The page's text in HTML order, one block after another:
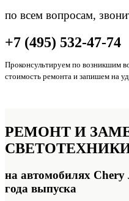
по всем вопросам,
+7 (495) 532-47-74
Проконсультируем по возникшим
стоимость ремонта и запишем на
РЕМОНТ И
на автомобилях
года выпуска